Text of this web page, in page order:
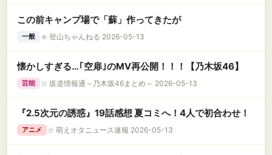
この前キャンプ場で「蘇」作ってきたが
一般 ★ 登山ちゃんねる 2026-05-13
懐かしすぎる…｢空扉｣のMV再公開！！！【乃木坂46】
芸能 ☆ 坂道情報通～乃木坂46まとめ～ 2026-05-13
『2.5次元の誘惑』19話感想 夏コミへ！4人で初合わせ！
アニメ ☆ 萌えオタニュース速報 2026-05-13